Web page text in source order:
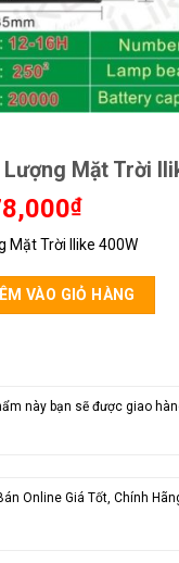
Mặt Trời
₫Giá
tại
là:
Mặt Trời Ilike 400W
Trời Ilike 400W số lượng
VÀO GIỎ HÀNG
này bạn sẽ được giao
Online Giá Tốt, Chính